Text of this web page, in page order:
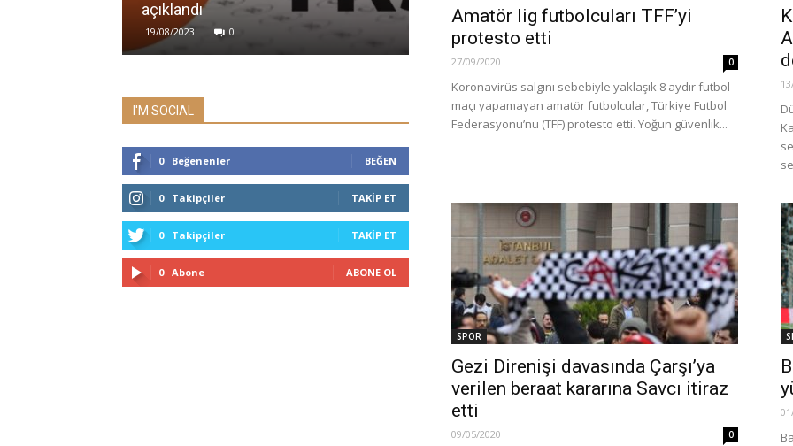
Amatör lig futbolcuları TFF’yi
protesto etti
27/09/2020 0
Koronavirüs salgını sebebiyle yaklaşık 8 aydır futbol
maçı yapamayan amatör futbolcular, Türkiye Futbol
Federasyonu’nu (TFF) protesto etti. Yoğun güvenlik...
SPOR
Gezi Direnişi davasında Çarşı’ya
verilen beraat kararına Savcı itiraz
etti
09/05/2020 0
açıklandı
19/08/2023 0
İzmir’de Neler Oluyor?
03/07/2016 0
Yüzde
I'M SOCIAL
0 Beğenenler BEĞEN
0 Takipçiler TAKIP ET
0 Takipçiler TAKIP ET
0 Abone ABONE OL